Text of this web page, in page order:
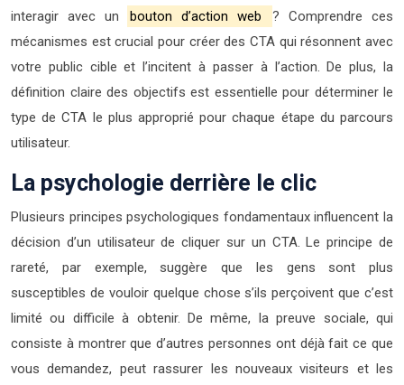
interagir avec un
bouton d’action web
? Comprendre ces
mécanismes est crucial pour créer des CTA qui résonnent avec
votre public cible et l’incitent à passer à l’action. De plus, la
définition claire des objectifs est essentielle pour déterminer le
type de CTA le plus approprié pour chaque étape du parcours
utilisateur.
La psychologie derrière le clic
Plusieurs principes psychologiques fondamentaux influencent la
décision d’un utilisateur de cliquer sur un CTA. Le principe de
rareté, par exemple, suggère que les gens sont plus
susceptibles de vouloir quelque chose s’ils perçoivent que c’est
limité ou difficile à obtenir. De même, la preuve sociale, qui
consiste à montrer que d’autres personnes ont déjà fait ce que
vous demandez, peut rassurer les nouveaux visiteurs et les